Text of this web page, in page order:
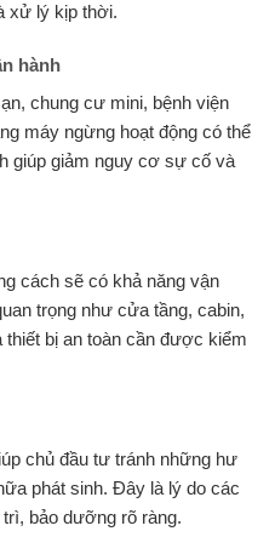
xử lý kịp thời.
hành
chung cư mini, bệnh viện
máy ngừng hoạt động có thể
giúp giảm nguy cơ sự cố và
cách sẽ có khả năng vận
trọng như cửa tầng, cabin,
thiết bị an toàn cần được kiểm
chủ đầu tư tránh những hư
phát sinh. Đây là lý do các
bảo dưỡng rõ ràng.